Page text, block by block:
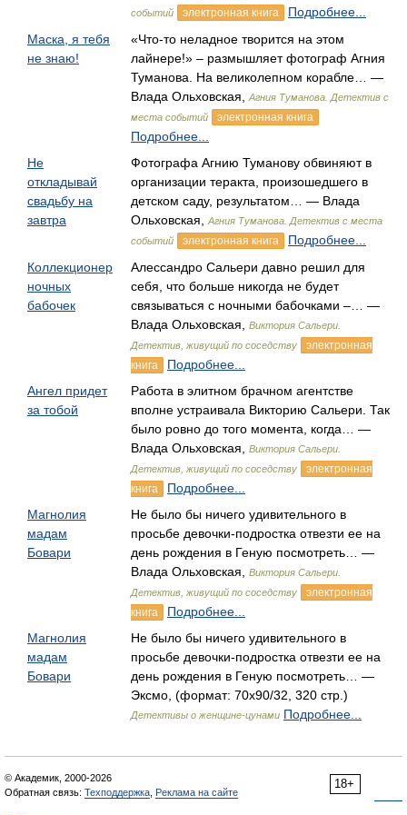
событий
электронная книга
Подробнее...
Маска, я тебя
не знаю!
«Что-то неладное творится на этом
лайнере!» – размышляет фотограф Агния
Туманова. На великолепном корабле… —
Влада Ольховская,
Агния Туманова. Детектив с
места событий
электронная книга
Подробнее...
Не
откладывай
свадьбу на
завтра
Фотографа Агнию Туманову обвиняют в
организации теракта, произошедшего в
детском саду, результатом… — Влада
Ольховская,
Агния Туманова. Детектив с места
событий
электронная книга
Подробнее...
Коллекционер
ночных
бабочек
Алессандро Сальери давно решил для
себя, что больше никогда не будет
связываться с ночными бабочками –… —
Влада Ольховская,
Виктория Сальери.
Детектив, живущий по соседству
электронная
книга
Подробнее...
Ангел придет
за тобой
Работа в элитном брачном агентстве
вполне устраивала Викторию Сальери. Так
было ровно до того момента, когда… —
Влада Ольховская,
Виктория Сальери.
Детектив, живущий по соседству
электронная
книга
Подробнее...
Магнолия
мадам
Бовари
Не было бы ничего удивительного в
просьбе девочки-подростка отвезти ее на
день рождения в Геную посмотреть… —
Влада Ольховская,
Виктория Сальери.
Детектив, живущий по соседству
электронная
книга
Подробнее...
Магнолия
мадам
Бовари
Не было бы ничего удивительного в
просьбе девочки-подростка отвезти ее на
день рождения в Геную посмотреть… —
Эксмо, (формат: 70x90/32, 320 стр.)
Детективы о женщине-цунами Подробнее...
18+
© Академик, 2000-2026
Обратная связь: Техподдержка Реклама на сайте